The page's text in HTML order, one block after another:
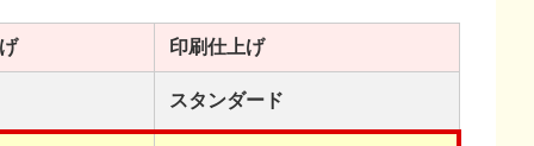
印刷仕上げ
スタンダード